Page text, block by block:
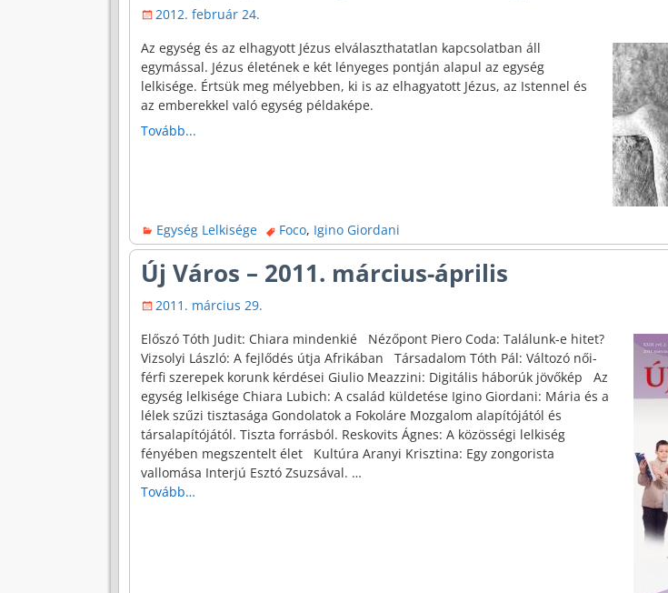
2012. február 24.
Az egység és az elhagyott Jézus elválaszthatatlan kapcsolatban áll
egymással. Jézus életének e két lényeges pontján alapul az egység
lelkisége. Értsük meg mélyebben, ki is az elhagyatott Jézus, az Istennel és
az emberekkel való egység példaképe.
Tovább...
Egység Lelkisége Foco, Igino Giordani
Új Város – 2011. március-április
2011. március 29.
Előszó Tóth Judit: Chiara mindenkié Nézőpont Piero Coda: Találunk-e hitet?
Vizsolyi László: A fejlődés útja Afrikában Társadalom Tóth Pál: Változó női-
férfi szerepek korunk kérdései Giulio Meazzini: Digitális háborúk jövőkép Az
egység lelkisége Chiara Lubich: A család küldetése Igino Giordani: Mária és a
lélek szűzi tisztasága Gondolatok a Fokoláre Mozgalom alapítójától és
társalapítójától. Tiszta forrásból. Reskovits Ágnes: A közösségi lelkiség
fényében megszentelt élet Kultúra Aranyi Krisztina: Egy zongorista
vallomása Interjú Esztó Zsuzsával. …
Tovább…